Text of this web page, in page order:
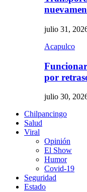
julio 31,
Acapulco
por
julio 30,
Chilpancingo
Salud
Viral
Opinión
El Show
Humor
Covid-19
Seguridad
Estado